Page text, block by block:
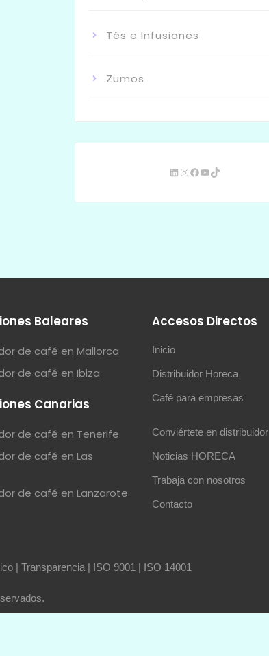
Tés e Infusiones
Zumos
Baleares
de café en Mallorca
de café en Ibiza
Canarias
de café en Tenerife
de café en Las
de café en Lanzarote
Accesos Directos
Inicio
Distribuidor Horeca
Café para empresas
Conviértete en distribuidor
Noticias HORECA
Trabaja con nosotros
Contacto
| Transparencia| ISO 9001 | ISO 14001